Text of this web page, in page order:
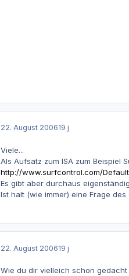
22. August 200619 j
Viele...
Als Aufsatz zum ISA zum Beispiel
http://www.surfcontrol.com/
Es gibt aber durchaus
Ist halt (wie immer) eine Frage des
22. August 200619 j
Wie du dir vielleich schon